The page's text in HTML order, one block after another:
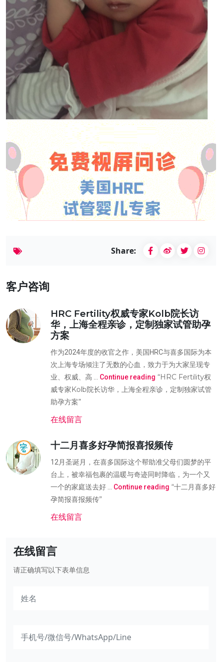
Share:
客户咨询
HRC Fertility权威专家Kolb院长访
华，上海全程亲诊，定制独家试管助孕
方案
作为2024年度的收官之作，美国HRC与喜多国际为本
次上海专场倾注了无数的心血，致力于为大家呈现专
业、权威、高 … Continue reading “HRC Fertility权
威专家Kolb院长访华，上海全程亲诊，定制独家试管
助孕方案”
在线留言
十二月喜多好孕简报喜报频传
12月圣诞月，在喜多国际这个帮助准父母们圆梦的平
台上，被幸福包裹的温暖与奇迹同时降临，为一个又
一个的家庭送去好 … Continue reading “十二月喜多好
孕简报喜报频传”
在线留言
在线留言
请正确填写以下表单信息